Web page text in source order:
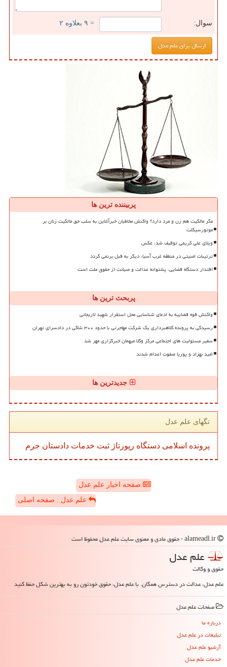
سوال: = ۹ بعلاوه ۲
پربیننده ترین ها
مگر مالکیت هم زن و مرد دارد؟ واکنش مخاطبان خبرآنلاین به سلب حق مالکیت زنان بر
موتورسیکلت
ویلای علی کریمی توقیف شد، عکس
ترتیبات امنیتی در منطقه غرب آسیا، دیگر به قبل برنمی گردد
اقتدار دستگاه قضایی، پشتوانه عدالت و صیانت از حقوق ملت است
پربحث ترین ها
واکنش قوه قضاییه به ادعای شناسایی محل استقرار شهید لاریجانی
رسیدگی به پرونده کلاهبرداری یک شرکت مهاجرتی با حدود ۳۰۰ شاکی در دادسرای تهران
سفیر مسئولیت های اجتماعی مرکز وکلا میهمان خبرگزاری مهر شد
امید بهزاد و پوریا صفوت اعدام شدند
جدیدترین ها
تگهای علم عدل
پرونده اسلامی دستگاه رپورتاژ ثبت خدمات دادستان جرم
صفحه اخبار علم عدل
علم عدل : صفحه اصلی
علم عدل
حقوق و وکالت
علم عدل، عدالت در دسترس همگان. با علم عدل، حقوق خودتون رو به بهترین شکل حفظ کنید
صفحات علم عدل
درباره ما
تبلیغات در علم عدل
آرشیو علم عدل
خدمات علم عدل